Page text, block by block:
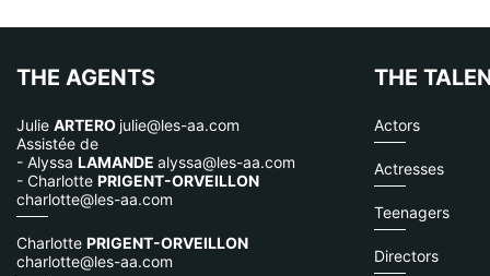
THE AGENTS
Julie ARTERO julie@les-aa.com
Assistée de
- Alyssa LAMANDE alyssa@les-aa.com
- Charlotte PRIGENT-ORVEILLON
charlotte@les-aa.com
Charlotte PRIGENT-ORVEILLON
charlotte@les-aa.com
THE
Actors
Actresses
Teenagers
Directors